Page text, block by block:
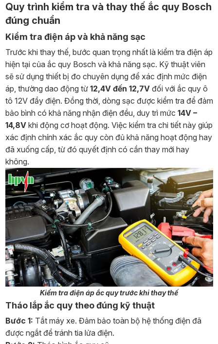
Quy trình kiểm tra và thay thế ắc quy Bosch
đúng chuẩn
Kiểm tra điện áp và khả năng sạc
Trước khi thay thế, bước quan trọng nhất là kiểm tra điện áp
hiện tại của ắc quy Bosch và khả năng sạc. Kỹ thuật viên
sẽ sử dụng thiết bị đo chuyên dụng để xác định mức điện
áp, thường dao động từ 12,4V đến 12,7Vđối với ắc quy ô
tô 12V đầy điện. Đồng thời, dòng sạc được kiểm tra để đảm
bảo bình có khả năng nhận điện đều, duy trì mức 14V –
14,8Vkhi động cơ hoạt động. Việc kiểm tra chi tiết này giúp
xác định chính xác ắc quy còn đủ khả năng hoạt động hay
đã xuống cấp, từ đó quyết định có cần thay mới hay
không.
Kiểm tra điện áp ắc quy trước khi thay thế
Tháo lắp ắc quy theo đúng kỹ thuật
Bước 1: Tắt máy xe. Đảm bảo toàn bộ hệ thống điện đã
được ngắt để tránh tia lửa điện.